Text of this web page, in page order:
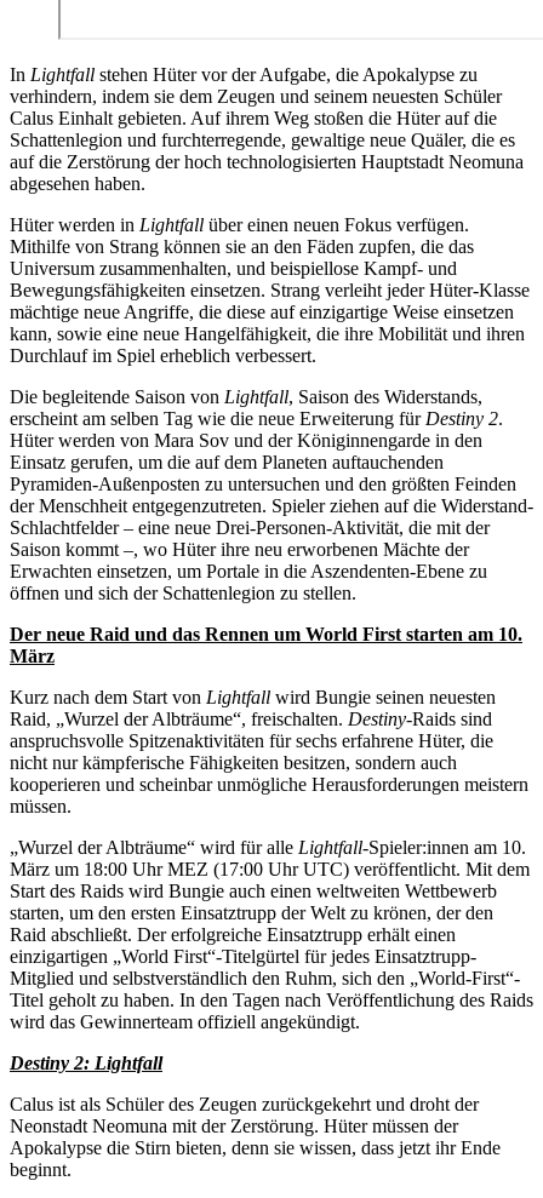
In Lightfall stehen Hüter vor der Aufgabe, die Apokalypse zu
verhindern, indem sie dem Zeugen und seinem neuesten Schüler
Calus Einhalt gebieten. Auf ihrem Weg stoßen die Hüter auf die
Schattenlegion und furchterregende, gewaltige neue Quäler, die es
auf die Zerstörung der hoch technologisierten Hauptstadt Neomuna
abgesehen haben.
Hüter werden in Lightfall über einen neuen Fokus verfügen.
Mithilfe von Strang können sie an den Fäden zupfen, die das
Universum zusammenhalten, und beispiellose Kampf- und
Bewegungsfähigkeiten einsetzen. Strang verleiht jeder Hüter-Klasse
mächtige neue Angriffe, die diese auf einzigartige Weise einsetzen
kann, sowie eine neue Hangelfähigkeit, die ihre Mobilität und ihren
Durchlauf im Spiel erheblich verbessert.
Die begleitende Saison von Lightfall, Saison des Widerstands,
erscheint am selben Tag wie die neue Erweiterung für Destiny 2.
Hüter werden von Mara Sov und der Königinnengarde in den
Einsatz gerufen, um die auf dem Planeten auftauchenden
Pyramiden-Außenposten zu untersuchen und den größten Feinden
der Menschheit entgegenzutreten. Spieler ziehen auf die Widerstand-
Schlachtfelder – eine neue Drei-Personen-Aktivität, die mit der
Saison kommt –, wo Hüter ihre neu erworbenen Mächte der
Erwachten einsetzen, um Portale in die Aszendenten-Ebene zu
öffnen und sich der Schattenlegion zu stellen.
Der neue Raid und das Rennen um World First starten am 10.
März
Kurz nach dem Start von Lightfall wird Bungie seinen neuesten
Raid, „Wurzel der Albträume“, freischalten. Destiny-Raids sind
anspruchsvolle Spitzenaktivitäten für sechs erfahrene Hüter, die
nicht nur kämpferische Fähigkeiten besitzen, sondern auch
kooperieren und scheinbar unmögliche Herausforderungen meistern
müssen.
„Wurzel der Albträume“ wird für alle Lightfall-Spieler:innen am 10.
März um 18:00 Uhr MEZ (17:00 Uhr UTC) veröffentlicht. Mit dem
Start des Raids wird Bungie auch einen weltweiten Wettbewerb
starten, um den ersten Einsatztrupp der Welt zu krönen, der den
Raid abschließt. Der erfolgreiche Einsatztrupp erhält einen
einzigartigen „World First“-Titelgürtel für jedes Einsatztrupp-
Mitglied und selbstverständlich den Ruhm, sich den „World-First“-
Titel geholt zu haben. In den Tagen nach Veröffentlichung des Raids
wird das Gewinnerteam offiziell angekündigt.
Destiny 2: Lightfall
Calus ist als Schüler des Zeugen zurückgekehrt und droht der
Neonstadt Neomuna mit der Zerstörung. Hüter müssen der
Apokalypse die Stirn bieten, denn sie wissen, dass jetzt ihr Ende
beginnt.